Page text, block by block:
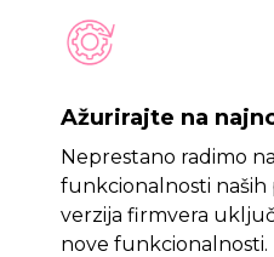
Ažurirajte na
Neprestano radimo
funkcionalnosti naših
verzija firmvera
nove funkcionalnosti.